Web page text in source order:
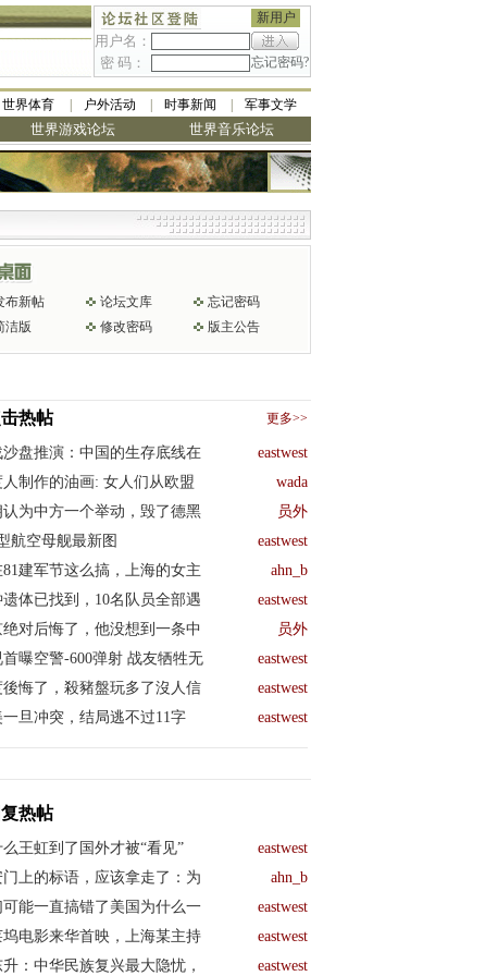
新用户
用户名：
密 码：
忘记密码?
世界体育 户外活动 时事新闻 军事文学
世界游戏论坛 世界音乐论坛
布新帖 论坛文库
忘记密码
洁版
修改密码 版主公告
热帖 更多>>
沙盘推演：中国的生存底线在 eastwest
人制作的油画: 女人们从欧盟 wada
认为中方一个举动，毁了德黑 员外
航空母舰最新图 eastwest
建军节这么搞，上海的女主 ahn_b
体已找到，10名队员全部遇 eastwest
绝对后悔了，他没想到一条中 员外
首曝空警-600弹射 战友牺牲无 eastwest
後悔了，殺豬盤玩多了沒人信 eastwest
一旦冲突，结局逃不过11字 eastwest
热帖
么王虹到了国外才被“看见” eastwest
门上的标语，应该拿走了：为 ahn_b
可能一直搞错了美国为什么一 eastwest
坞电影来华首映，上海某主持 eastwest
：中华民族复兴最大隐忧， eastwest